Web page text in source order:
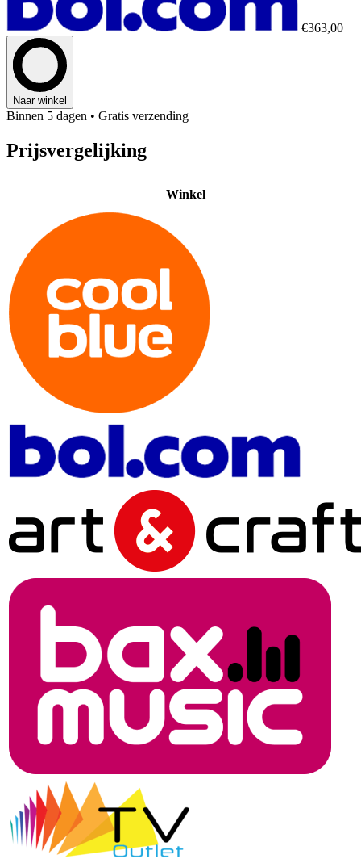
€363,00
Naar winkel
Binnen 5 dagen • Gratis verzending
Prijsvergelijking
Winkel